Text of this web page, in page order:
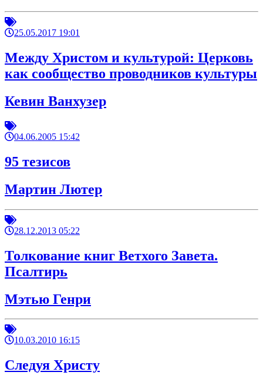
25.05.2017 19:01
Между Христом и культурой: Церковь
как сообщество проводников культуры
Кевин Ванхузер
04.06.2005 15:42
95 тезисов
Мартин Лютер
28.12.2013 05:22
Толкование книг Ветхого Завета.
Псалтирь
Мэтью Генри
10.03.2010 16:15
Следуя Христу